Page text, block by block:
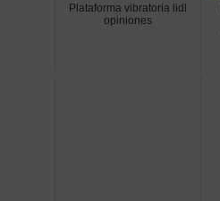
Plataforma vibratoria lidl
opiniones